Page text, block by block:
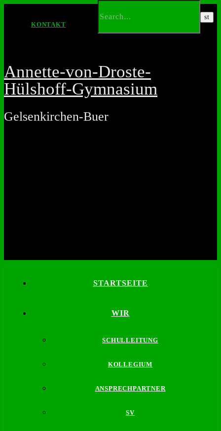
KONTAKT
Annette-von-Droste-
Hülshoff-Gymnasium
Gelsenkirchen-Buer
STARTSEITE
WIR
SCHULLEITUNG
KOLLEGIUM
ANSPRECHPARTNER
SV